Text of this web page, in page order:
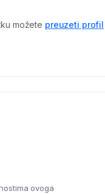
možete preuzeti profil
ovoga